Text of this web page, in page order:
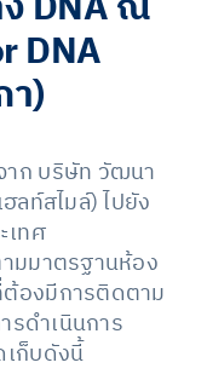
DNA
า)
าก บริษัท วัฒนา
ลท์สไมล์) ไปยัง
เทศ
มมาตรฐานห้อง
องมีการติดตาม
ดำเนินการ
เก็บดังนี้